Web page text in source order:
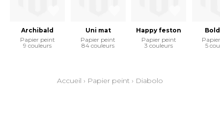
Archibald
Papier peint
9 couleurs
Uni mat
Papier peint
84 couleurs
Happy feston
Papier peint
3 couleurs
5
Accueil › Papier peint › Diabolo